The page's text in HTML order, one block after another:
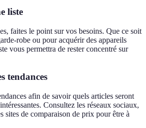
liste
faites le point sur vos besoins. Que ce soit
robe ou pour acquérir des appareils
vous permettra de rester concentré sur
tendances
afin de savoir quels articles seront
Consultez les réseaux sociaux,
sites de comparaison de prix pour être à